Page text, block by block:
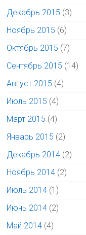
Декабрь 2015 (3)
Ноябрь 2015 (6)
Октябрь 2015 (7)
Сентябрь 2015 (14)
Август 2015 (4)
Июль 2015 (4)
Март 2015 (4)
Январь 2015 (2)
Декабрь 2014 (2)
Ноябрь 2014 (2)
Июль 2014 (1)
Июнь 2014 (2)
Май 2014 (4)